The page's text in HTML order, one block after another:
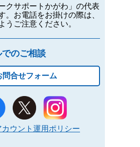
クサポートかがわ」の代表
。お電話をお掛けの際は、
うご注意ください。
でのご相談
問合せフォーム
ウント運用ポリシー